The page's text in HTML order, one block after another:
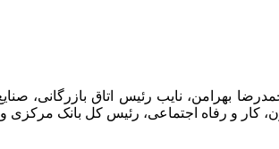
بهرامن، نایب رئیس اتاق بازرگانی،
کار و رفاه اجتماعی، رئیس کل بانک